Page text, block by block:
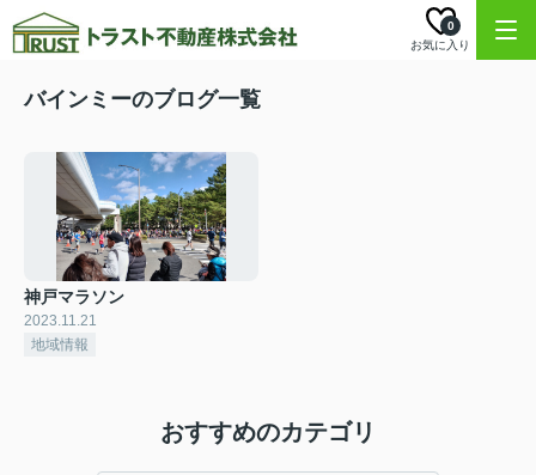
お気に入り
0
バインミーのブログ一覧
神戸マラソン
2023.11.21
地域情報
おすすめのカテゴリ